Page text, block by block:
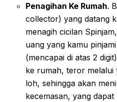
Penagihan Ke Rumah.
collector) yang datang
menagih cicilan
uang yang kamu
(mencapai di atas 2
ke rumah, teror melalui
loh, sehingga akan
kecemasan, yang